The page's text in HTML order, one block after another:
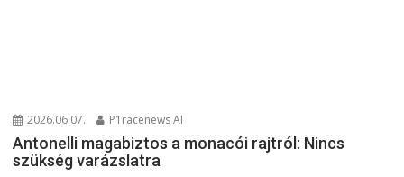
2026.06.07. P1racenews AI
Antonelli magabiztos a monacói rajtról: Nincs
szükség varázslatra